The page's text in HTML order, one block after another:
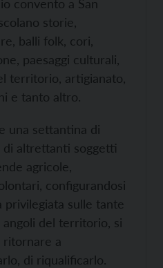
convento a San
storie,
balli folk, cori,
paesaggi culturali,
territorio, artigianato,
e tanto altro.
una settantina di
altrettanti soggetti
agricole,
configurandosi
sulle tante
del territorio, si
a
di riqualificarlo.